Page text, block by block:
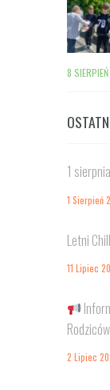
8
1
1 Sierpień
Letni
11 Lipiec
Rodziców
2 Lipiec